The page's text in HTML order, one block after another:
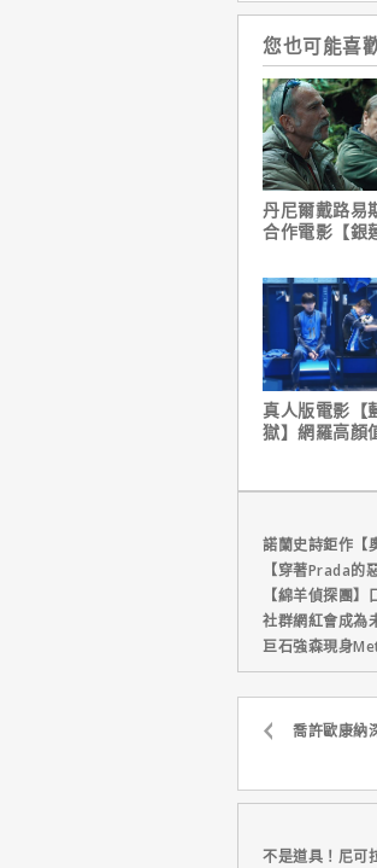
您也可能喜
丹尼爾戴路易
合作電影【銀
播推薦
真人版電影【
獄】網羅高顏
諾蘭史詩鉅作【
【穿著Prada的
【綿羊偵探團
社群網紅會成為
巨石強森現身
喬許歐康納
不是道具！尼可